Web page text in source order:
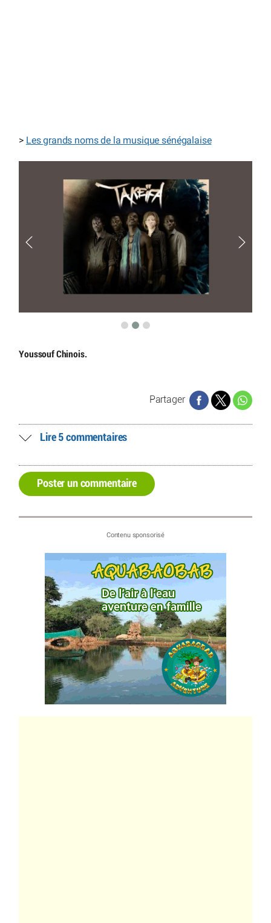
> Les grands noms de la musique sénégalaise
Youssouf Chinois.
Partager
Lire 5 commentaires
Poster un commentaire